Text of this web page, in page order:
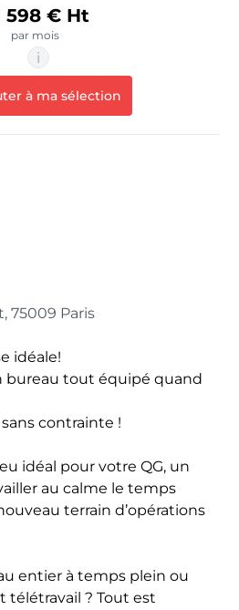
598 € Ht
par mois
i
à ma sélection
75009 Paris
idéale!
bureau tout équipé quand
contrainte !
idéal pour votre QG, un
au calme le temps
terrain d’opérations
entier à temps plein ou
télétravail ? Tout est